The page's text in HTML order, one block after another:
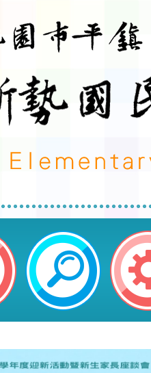
-發布單位:教務